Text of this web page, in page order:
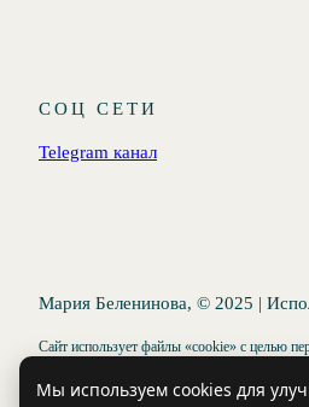
СОЦ СЕТИ
Telegram канал
Мария Беленинова, © 2025 |
Сайт использует файлы «cookie» с целью
Мы используем cookies для